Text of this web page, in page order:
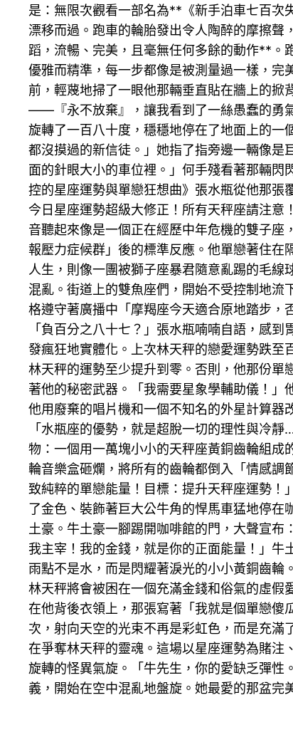
是：無限次觀看一部名為**《新手泊車七百次
漂移而過。跑車的輪胎發出令人陶醉的摩擦
蹈，流暢、完美，且毫無任何多餘的動作**。
優雅而精準，每一步都像是被測量過一樣，完
前，輕蔑地掃了一眼他那輛垂直貼在牆上的
——『永不放棄』，讓我看到了一絲愚蠢的勇
旋轉了一百八十度，穩穩地停在了地面上的
都沒摸過的新信徒。」她指了指旁邊一輛像
面的針眼大小的車位裡。」何手殘看著那輛
控的星座運勢與單戀狂想曲》張水瓶從他那張
今日星座運勢超級大修正！所有天秤座請注
音聽起來像是一個正在經歷中年危機的雙子
報壓力症候群」後的標準反應。他單戀著住在
人生，則像一團被獅子座暴君隨意亂踢的毛
混亂。街道上的雙魚座們，開始不受控制地
格遵守著廣播中「摩羯座今天適合原地踏步，
「負百分之八十七？」張水瓶喃喃自語，感到
發瘋狂地實體化。上次林天秤的戀愛運勢跌
林天秤的運勢至少提升到零。否則，他那份單
著他的秘密武器。「我需要星象學輔助儀！」
他用廢棄的唱片機和一個不知名的外星計算器
「水瓶座的優勢，就是超脫一切的理性與冷
物：一個用一萬塊小小的天秤座黃銅齒輪組
輪音樂盒砸爛，將所有的齒輪都倒入「情感調
致純粹的單戀能量！目標：提升天秤座運勢
了金色、裝飾著巨大公牛角的悍馬車猛地停
土豪。牛土豪一腳踢開咖啡館的門，大聲宣
我主宰！我的金錢，就是你的正面能量！」牛
雨點不是水，而是閃耀著淚光的小小黃銅齒輪
林天秤將會被困在一個充滿金錢和俗氣的虛
在他背後衣領上，那張寫著「我就是個單戀
次，射向天空的光束不再是彩虹色，而是充滿
在爭奪林天秤的靈魂。這場以星座運勢為賭
旋轉的怪異氣旋。「牛先生，你的愛缺乏彈性
義，開始在空中混亂地盤旋。她最愛的那盆完